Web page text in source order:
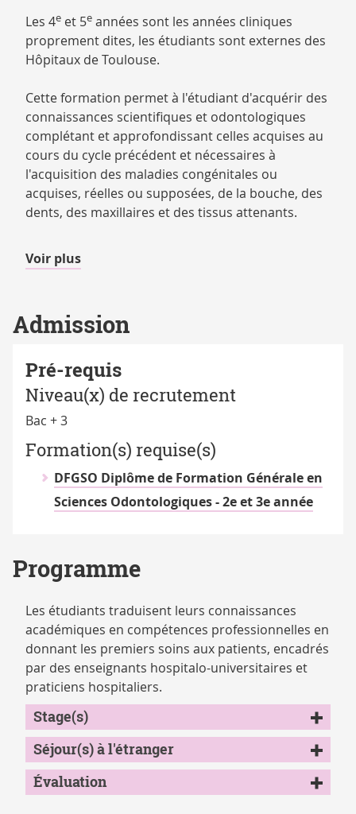
Les 4e et 5e années sont les années cliniques
proprement dites, les étudiants sont externes des
Hôpitaux de Toulouse.
Cette formation permet à l'étudiant d'acquérir des
connaissances scientifiques et odontologiques
complétant et approfondissant celles acquises au
cours du cycle précédent et nécessaires à
l'acquisition des maladies congénitales ou
acquises, réelles ou supposées, de la bouche, des
dents, des maxillaires et des tissus attenants.
Voir plusde
Admission
Pré-requis
Niveau(x) de recrutement
Bac + 3
Formation(s) requise(s)
DFGSO Diplôme de Formation Générale en
Sciences Odontologiques - 2e et 3e année
Programme
Les étudiants traduisent leurs connaissances
académiques en compétences professionnelles en
donnant les premiers soins aux patients, encadrés
par des enseignants hospitalo-universitaires et
praticiens hospitaliers.
Stage(s)
Séjour(s) à l'étranger
Évaluation